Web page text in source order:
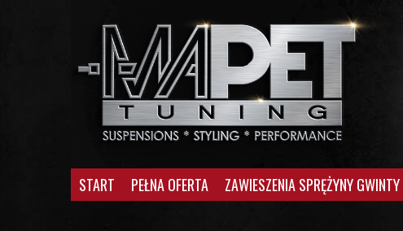
START PEŁNA OFERTA ZAWIESZENIA SPRĘŻYNY GWINTY